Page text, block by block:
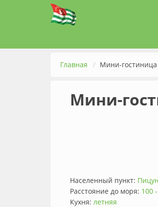
Перейти к основному содержанию
Главная Мини-
Мини-
Населенный пункт:
Расстояние до моря: 100
Кухня: летняя